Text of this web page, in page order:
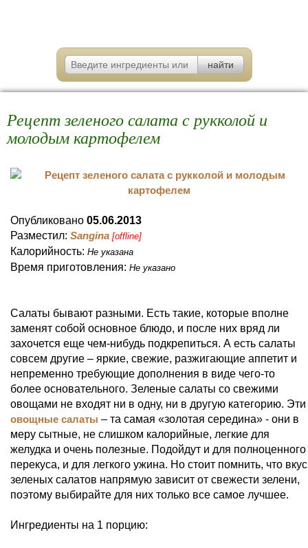
Рецепт зеленого салата с рукколой и
молодым картофелем
Опубликовано 05.06.2013
Разместил: Sangina [offline]
Калорийность: Не указана
Время приготовления: Не указано
Салаты бывают разными. Есть такие, которые вполне
заменят собой основное блюдо, и после них вряд ли
захочется еще чем-нибудь подкрепиться. А есть салаты
совсем другие – яркие, свежие, разжигающие аппетит и
непременно требующие дополнения в виде чего-то
более основательного. Зеленые салаты со свежими
овощами не входят ни в одну, ни в другую категорию. Эти
овощные салаты – та самая «золотая середина» - они в
меру сытные, не слишком калорийные, легкие для
желудка и очень полезные. Подойдут и для полноценного
перекуса, и для легкого ужина. Но стоит помнить, что вкус
зеленых салатов напрямую зависит от свежести зелени,
поэтому выбирайте для них только все самое лучшее.
Ингредиенты на 1 порцию: